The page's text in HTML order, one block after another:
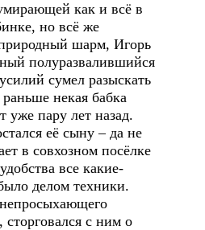
как и всё в
но всё же
шарм, Игорь
полуразвалившийся
сумел разыскать
некая бабка
уже пару лет назад.
её сыну – да не
в совхозном посёлке
все какие-
делом техники.
сторговался с ним о